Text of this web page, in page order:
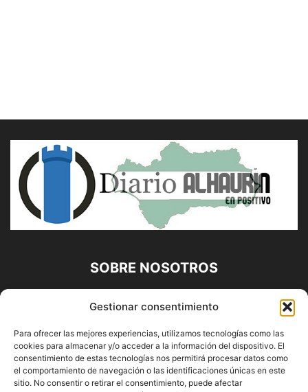
Gestionar consentimiento
Para ofrecer las mejores experiencias, utilizamos tecnologías como las
cookies para almacenar y/o acceder a la información del dispositivo. El
consentimiento de estas tecnologías nos permitirá procesar datos como
el comportamiento de navegación o las identificaciones únicas en este
sitio. No consentir o retirar el consentimiento, puede afectar
SOBRE NOSOTROS
Diario Alhaurín (www.alhaurindelatorre.com) Propiedad de
Francisco E. López López | 639 95 71 95 | Noticias de
Alhaurín de la Torre, Málaga y Provincia|
Contáctanos:info@alhaurindelatorre.com